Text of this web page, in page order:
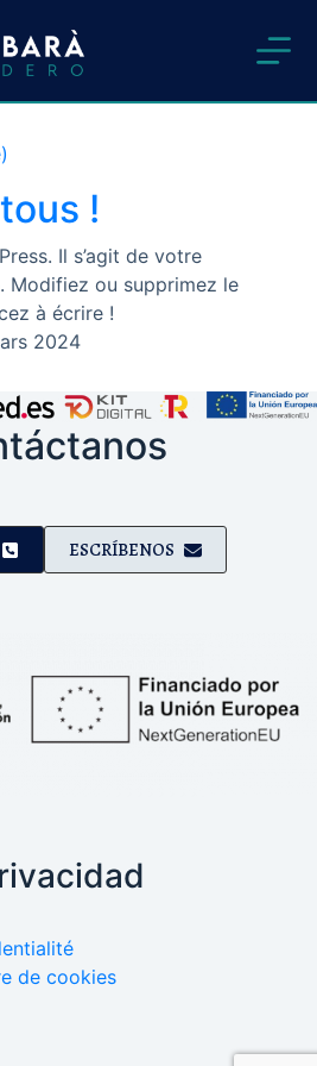
!
Il s’agit de votre
Modifiez ou supprimez le
à écrire !
2024
ESCRÍBENOS
de cookies